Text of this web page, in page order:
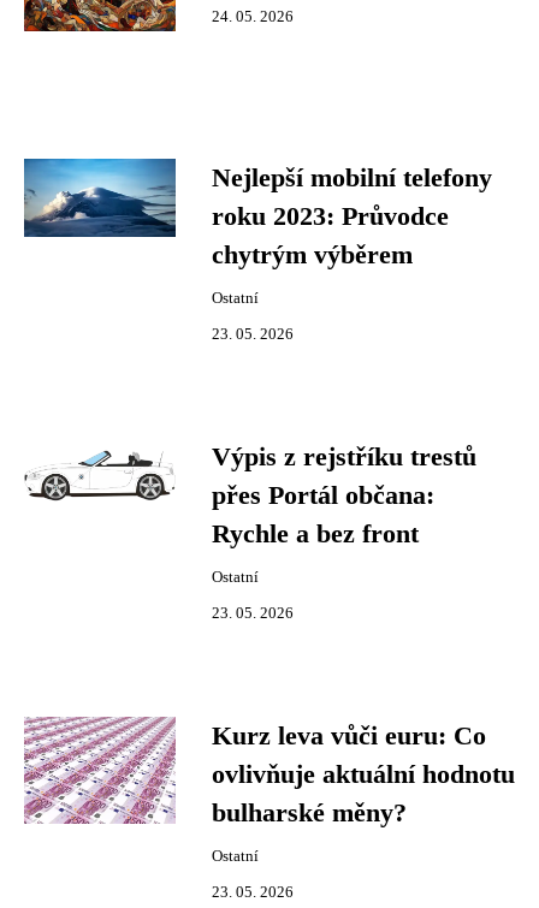
24. 05. 2026
Nejlepší mobilní telefony
roku 2023: Průvodce
chytrým výběrem
Ostatní
23. 05. 2026
Výpis z rejstříku trestů
přes Portál občana:
Rychle a bez front
Ostatní
23. 05. 2026
Kurz leva vůči euru: Co
ovlivňuje aktuální hodnotu
bulharské měny?
Ostatní
23. 05. 2026